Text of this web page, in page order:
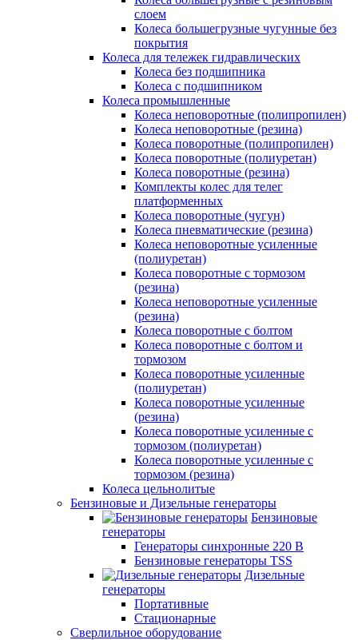
слоем
Колеса большегрузные чугунные без
покрытия
Колеса для тележек гидравлических
Колеса без подшипника
Колеса с подшипником
Колеса промышленные
Колеса неповоротные (полипропилен)
Колеса неповоротные (резина)
Колеса поворотные (полипропилен)
Колеса поворотные (полиуретан)
Колеса поворотные (резина)
Комплекты колес для телег
платформенных
Колеса поворотные (чугун)
Колеса пневматические (резина)
Колеса неповоротные усиленные
(полиуретан)
Колеса поворотные c тормозом
(резина)
Колеса неповоротные усиленные
(резина)
Колеса поворотные с болтом
Колеса поворотные с болтом и
тормозом
Колеса поворотные усиленные
(полиуретан)
Колеса поворотные усиленные
(резина)
Колеса поворотные усиленные с
тормозом (полиуретан)
Колеса поворотные усиленные с
тормозом (резина)
Колеса цельнолитые
Бензиновые и Дизельные генераторы
Бензиновые
генераторы
Генераторы синхронные 220 В
Бензиновые генераторы TSS
Дизельные
генераторы
Портативные
Стационарные
Сверлильное оборудование